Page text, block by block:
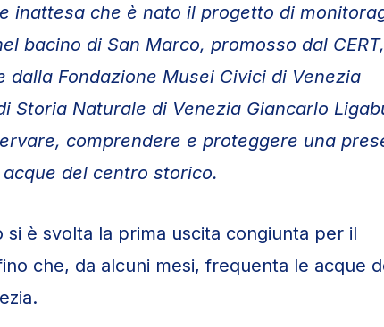
inattesa che è nato il progetto di
bacino di San Marco, promosso dal
dalla Fondazione Musei Civici di Venezia
Storia Naturale di Venezia Giancarlo
comprendere e proteggere una
del centro storico.
si è svolta la prima uscita congiunta per il
che, da alcuni mesi, frequenta le acque